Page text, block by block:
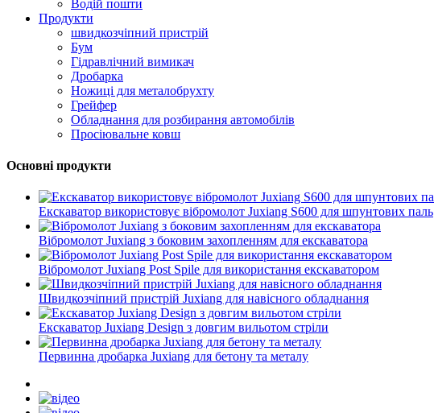
Водій пошти
Продукти
швидкозчіпний пристрій
Бум
Гідравлічний вимикач
Дробарка
Ножиці для металобрухту
Грейфер
Обладнання для розбирання автомобілів
Просіювальне ковш
Основні продукти
Екскаватор використовує вібромолот Juxiang S600 для шпунтових паль
Вібромолот Juxiang з боковим захопленням для екскаватора
Вібромолот Juxiang Post Spile для використання екскаватором
Швидкозчіпний пристрій Juxiang для навісного обладнання
Екскаватор Juxiang Design з довгим вильотом стріли
Первинна дробарка Juxiang для бетону та металу